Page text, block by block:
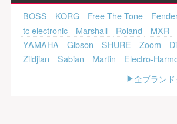
BOSS KORG Free The Tone
tc electronic
Marshall Roland MXR
YAMAHA
Gibson SHURE Zoom
Zildjian
Sabian Martin
Electro-
全ブラン